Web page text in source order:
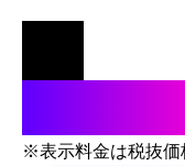
※表示料金は税抜価